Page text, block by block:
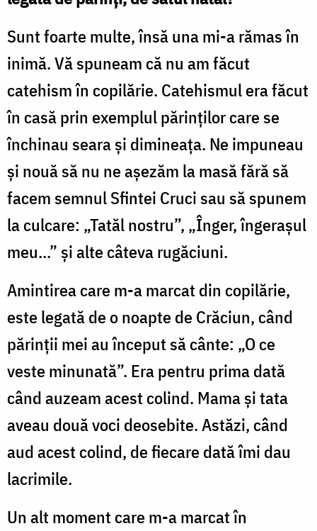
Sunt foarte multe, însă una mi-a rămas în
inimă. Vă spuneam că nu am făcut
catehism în copilărie. Catehismul era făcut
în casă prin exemplul părinților care se
închinau seara și dimineața. Ne impuneau
și nouă să nu ne așezăm la masă fără să
facem semnul Sfintei Cruci sau să spunem
la culcare: „Tatăl nostru”, „Înger, îngerașul
meu...” și alte câteva rugăciuni.
Amintirea care m-a marcat din copilărie,
este legată de o noapte de Crăciun, când
părinții mei au început să cânte: „O ce
veste minunată”. Era pentru prima dată
când auzeam acest colind. Mama și tata
aveau două voci deosebite. Astăzi, când
aud acest colind, de fiecare dată îmi dau
lacrimile.
Un alt moment care m-a marcat în